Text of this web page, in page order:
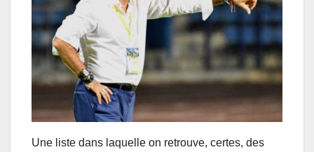
Une liste dans laquelle on retrouve, certes, des